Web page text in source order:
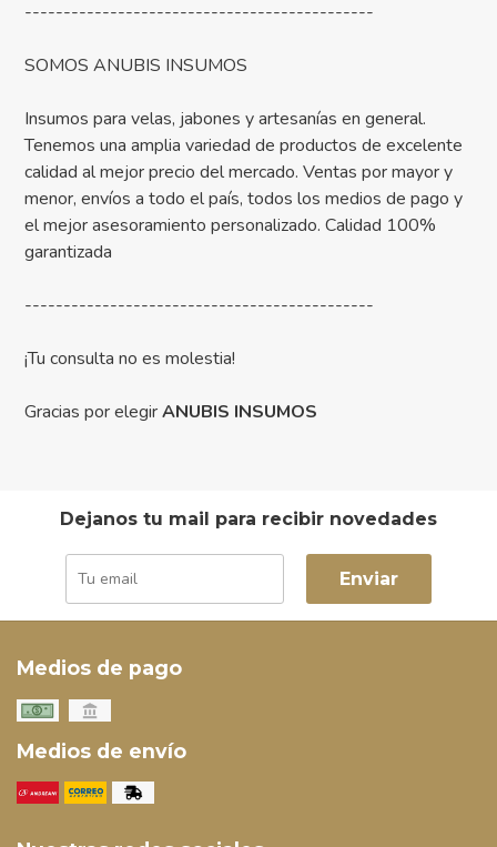
---------------------------------------------
SOMOS ANUBIS INSUMOS
Insumos para velas, jabones y artesanías en general.
Tenemos una amplia variedad de productos de excelente
calidad al mejor precio del mercado. Ventas por mayor y
menor, envíos a todo el país, todos los medios de pago y
el mejor asesoramiento personalizado. Calidad 100%
garantizada
---------------------------------------------
¡Tu consulta no es molestia!
Gracias por elegirANUBIS INSUMOS
Dejanos tu mail para recibir novedades
Enviar
Medios de pago
Medios de envío